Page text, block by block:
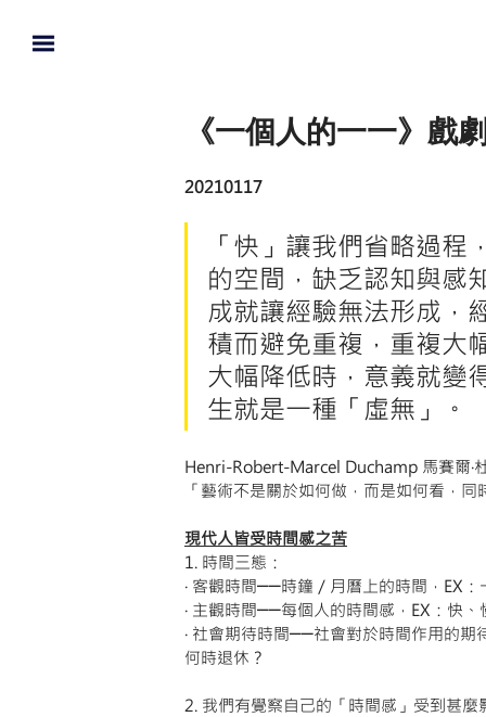
《一個人的一一》戲
20210117
「快」讓我們省略過
的空間，缺乏認知與感
成就讓經驗無法形成，
積而避免重複，重複大
大幅降低時，意義就變
生就是一種「虛無」。
Henri-Robert-Marcel Duchamp 馬賽爾‧
「藝術不是關於如何做，而是如何看，
現代人皆受時間感之苦
1. 時間三態：
‧ 客觀時間──時鐘／月曆上的時間，EX
‧ 主觀時間──每個人的時間感，EX：快
‧ 社會期待時間──社會對於時間作用的
何時退休？
2. 我們有覺察自己的「時間感」受到甚麼